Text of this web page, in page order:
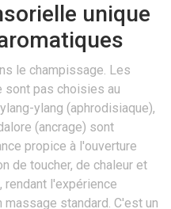
unique
le champissage. Les
pas choisies au
ylang (aphrodisiaque),
(ancrage) sont
propice à l'ouverture
de toucher, de chaleur et
l'expérience
standard. C'est un